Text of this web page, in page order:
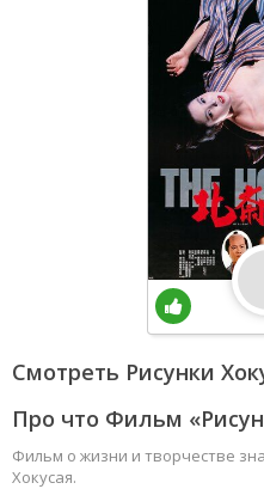
Смотреть Рисунки
Про что Фильм
Фильм о жизни и творчестве
Хокусая.